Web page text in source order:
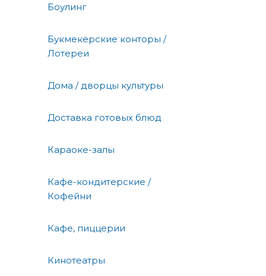
Боулинг
Букмекерские конторы /
Лотереи
Дома / дворцы культуры
Доставка готовых блюд
Караоке-залы
Кафе-кондитерские /
Кофейни
Кафе, пиццерии
Кинотеатры